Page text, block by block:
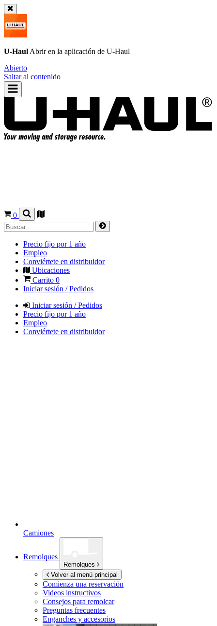
U-Haul Abrir en la aplicación de U-Haul
Abierto
Saltar al contenido
0
Precio fijo por 1 año
Empleo
Conviértete en distribuidor
Ubicaciones
Carrito 0
Iniciar sesión / Pedidos
Iniciar sesión / Pedidos
Precio fijo por 1 año
Empleo
Conviértete en distribuidor
Camiones
Remolques
Remolques
Volver al menú principal
Comienza una reservación
Videos instructivos
Consejos para remolcar
Preguntas frecuentes
Enganches y accesorios